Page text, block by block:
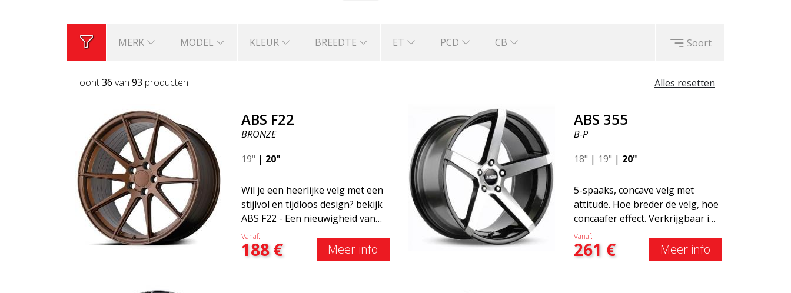
MERK MODEL KLEUR BREEDTE ET PCD CB Soort
Alles resetten
Toont36 van 93 producten
ABS F22
BRONZE
19" | 20"
Wil je een heerlijke velg met een
stijlvol en tijdloos design? bekijk
ABS F22 - Een nieuwigheid van
de ABS Luxury Wheels-familie.
Een groot voordeel van deze
velg is de gewichtsbesparing tot
Vanaf:
188€ Meer info
ABS 355
B-P
18" | 19" | 20"
5-spaaks, concave velg met
attitude. Hoe breder de velg, hoe
concaafer effect. Verkrijgbaar in
verschillende
kleurencombinaties. Zwart met
gepolijste spaken, Whole Silver
Vanaf:
261 € Meer info